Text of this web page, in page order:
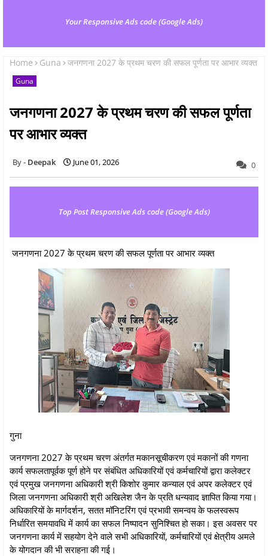
Your Responsive Ads code (Google Ads)
Home Guna जनगणना 2027 के प्रथम चरण की सफल पूर्णता पर आभार व्यक्त
Guna
जनगणना 2027 के प्रथम चरण की सफल पूर्णता
पर आभार व्यक्त
Deepak June 01, 2026 0
Top Post Responsive Ads code (Google Ads)
जनगणना 2027 के प्रथम चरण की सफल पूर्णता पर आभार व्यक्त
गुना
जनगणना 2027 के प्रथम चरण अंतर्गत मकानसूचीकरण एवं मकानों की गणना
कार्य सफलतापूर्वक पूर्ण होने पर संबंधित अधिकारियों एवं कर्मचारियों द्वारा कलेक्टर
एवं प्रमुख जनगणना अधिकारी श्री किशोर कुमार कन्‍याल एवं अपर कलेक्टर एवं
जिला जनगणना अधिकारी श्री अखिलेश जैन के प्रति धन्यवाद ज्ञापित किया गया।
अधिकारियों के मार्गदर्शन, सतत मॉनिटरिंग एवं प्रभावी समन्वय के फलस्वरूप
निर्धारित समयावधि में कार्य का सफल निष्पादन सुनिश्चित हो सका। इस अवसर पर
जनगणना कार्य में सहयोग देने वाले सभी अधिकारियों, कर्मचारियों एवं क्षेत्रीय अमले
के योगदान की भी सराहना की गई।